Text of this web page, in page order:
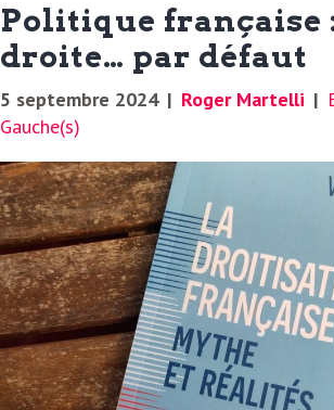
Politique française
droite… par défaut
5 septembre 2024 | Roger Martelli |
Gauche(s)